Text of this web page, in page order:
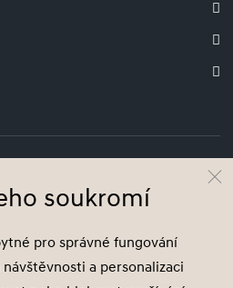
Motor Czech s.r.o.
rejstříku vedeném u Krajského soudu v Ústí
vložka 32978, IČ 01701169
soukromí
pro správné fungování
a personalizaci